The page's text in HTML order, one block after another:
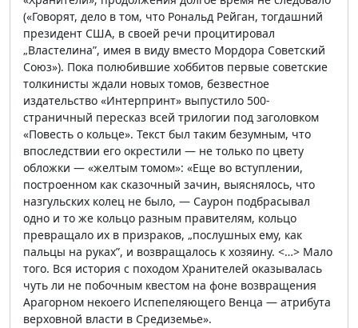
(«Говорят, дело в том, что Рональд Рейган, тогдашний
президент США, в своей речи процитировал
„Властелина”, имея в виду вместо Мордора Советский
Союз»). Пока полюбившие хоббитов первые советские
толкинисты ждали новых томов, безвестное
издательство «Интерпринт» выпустило 500-
страничный пересказ всей трилогии под заголовком
«Повесть о кольце». Текст был таким безумным, что
впоследствии его окрестили — не только по цвету
обложки — «желтым томом»: «Еще во вступлении,
построенном как сказочный зачин, выяснялось, что
назгульских колец не было, — Саурон подбрасывал
одно и то же кольцо разным правителям, кольцо
превращало их в призраков, „послушных ему, как
пальцы на руках”, и возвращалось к хозяину. <…> Мало
того. Вся история с походом Хранителей оказывалась
чуть ли не побочным квестом на фоне возвращения
Арагорном некоего Испепеляющего Венца — атрибута
верховной власти в Средиземье».